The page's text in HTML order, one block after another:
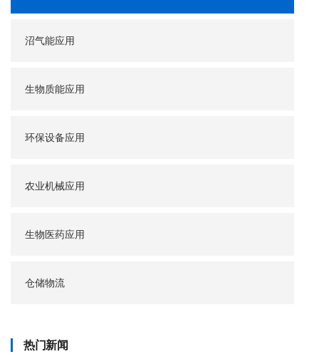
沼气能应用
生物质能应用
环保设备应用
农业机械应用
生物医药应用
仓储物流
热门新闻